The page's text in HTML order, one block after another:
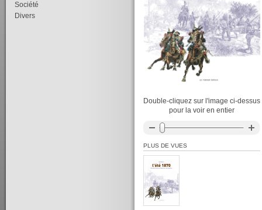
Double-cliquez sur l'image ci-dessus
pour la voir en entier
PLUS DE VUES
Société
Divers